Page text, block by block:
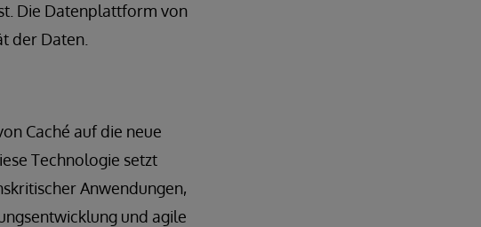
Die Datenplattform von
der Daten.
Caché auf die neue
Technologie setzt
Anwendungen,
und agile